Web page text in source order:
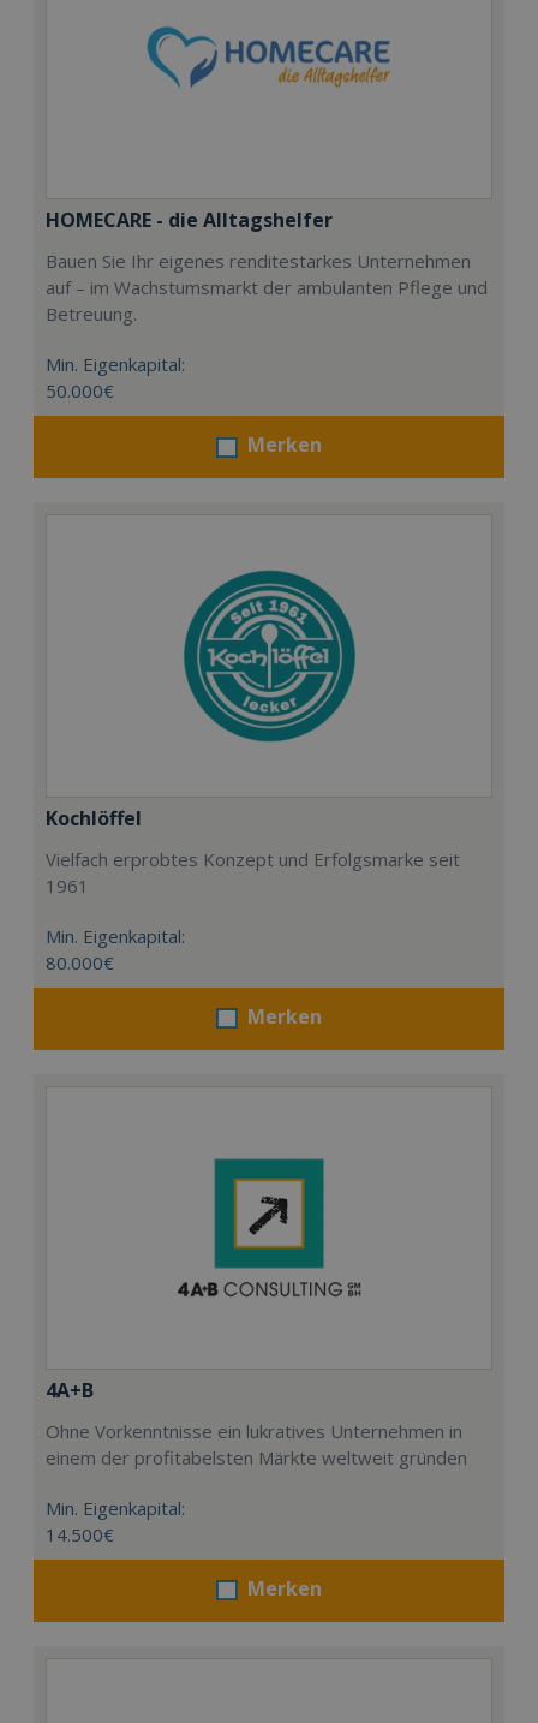
HOMECARE - die Alltagshelfer
Bauen Sie Ihr eigenes renditestarkes Unternehmen
auf – im Wachstumsmarkt der ambulanten Pflege und
Betreuung.
Min. Eigenkapital:
50.000€
Merken
Kochlöffel
Vielfach erprobtes Konzept und Erfolgsmarke seit
1961
Min. Eigenkapital:
80.000€
Merken
4A+B
Ohne Vorkenntnisse ein lukratives Unternehmen in
einem der profitabelsten Märkte weltweit gründen
Min. Eigenkapital:
14.500€
Merken